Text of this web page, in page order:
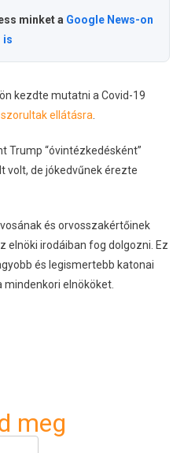
minket a Google News-on
is
kezdte mutatni a Covid-19
ellátásra
Trump “óvintézkedésként”
volt, de jókedvűnek érezte
és orvosszakértőinek
elnöki irodáiban fog dolgozni. Ez
és legismertebb katonai
elnököket.
meg